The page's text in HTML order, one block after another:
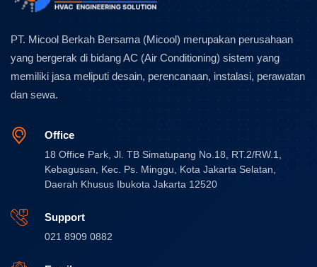
PT. Micool Berkah Bersama (Micool) merupakan perusahaan
yang bergerak di bidang AC (Air Conditioning) sistem yang
memiliki jasa meliputi desain, perencanaan, instalasi, perawatan
dan sewa.
Office
18 Office Park, Jl. TB Simatupang No.18, RT.2/RW.1,
Kebagusan, Kec. Ps. Minggu, Kota Jakarta Selatan,
Daerah Khusus Ibukota Jakarta 12520
Support
021 8909 0882